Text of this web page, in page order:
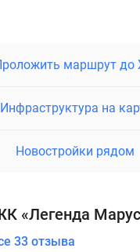
маршрут
Инфраструктура на
Новостройки рядом
«Легенда
33 отзыва